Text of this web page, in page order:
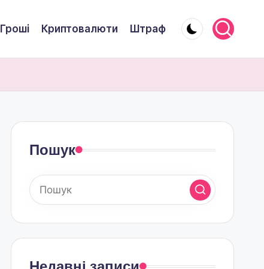
Гроші Криптовалюти Штраф
Пошук